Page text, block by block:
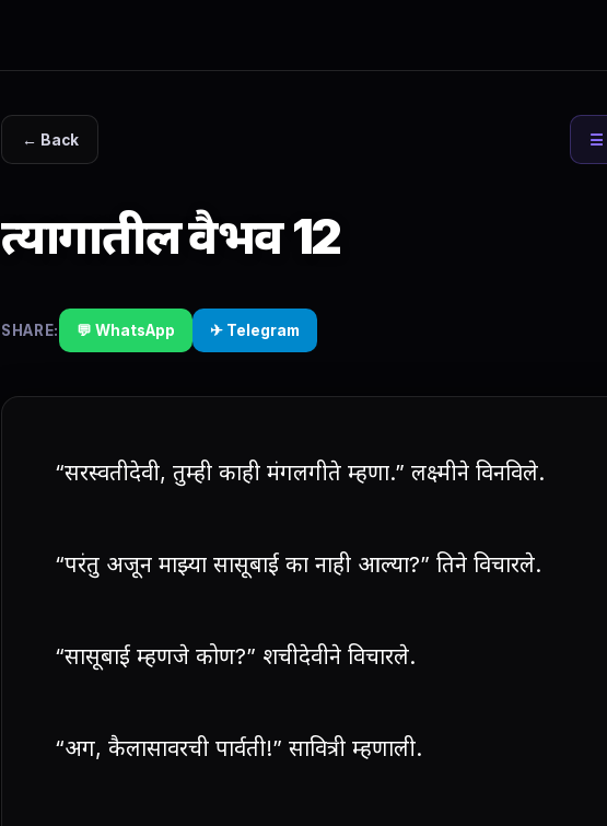
← Back ☰
त्यागातील वैभव 12
SHARE: 💬 WhatsApp ✈ Telegram
“सरस्वतीदेवी, तुम्ही काही मंगलगीते म्हणा.” लक्ष्मीने विनविले.
“परंतु अजून माझ्या सासूबाई का नाही आल्या?” तिने विचारले.
“सासूबाई म्हणजे कोण?” शचीदेवीने विचारले.
“अग, कैलासावरची पार्वती!” सावित्री म्हणाली.